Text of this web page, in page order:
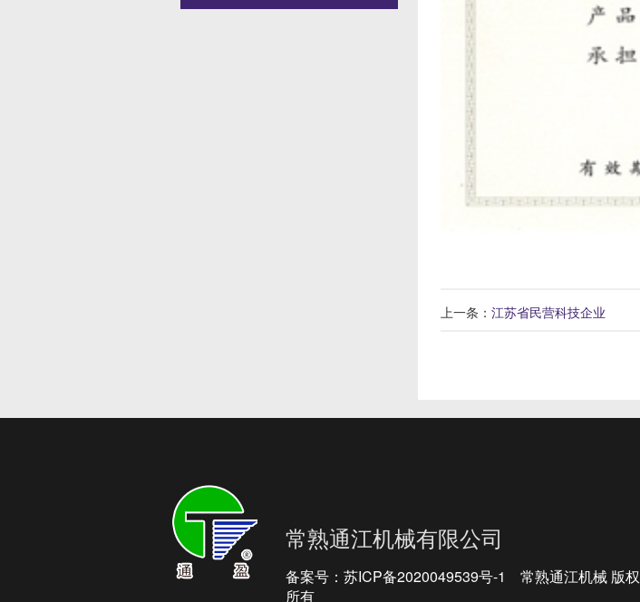
上一条： 江苏省民营科技企业
常熟通江机械有限公司
备案号： 苏ICP备2020049539号-1
常熟通江机械 版权
所有